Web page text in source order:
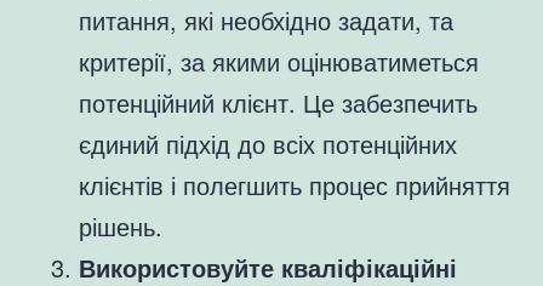
питання, які необхідно задати, та
критерії, за якими оцінюватиметься
потенційний клієнт. Це забезпечить
єдиний підхід до всіх потенційних
клієнтів і полегшить процес прийняття
рішень.
Використовуйте кваліфікаційні